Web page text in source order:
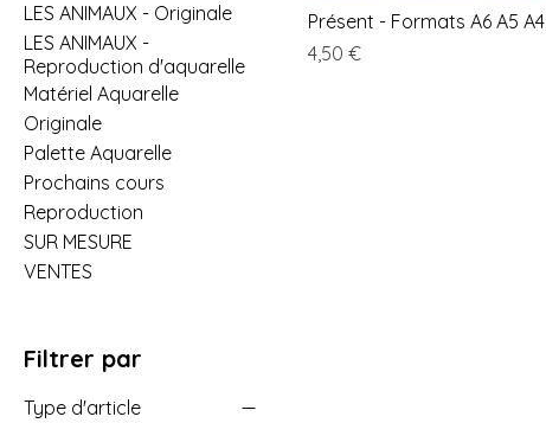
LES ANIMAUX - Originale
LES ANIMAUX -
Reproduction d'aquarelle
Matériel Aquarelle
Originale
Palette Aquarelle
Prochains cours
Reproduction
SUR MESURE
VENTES
Filtrer par
Type d'article
Présent - Formats A6 A5 A4
Prix
4,50 €